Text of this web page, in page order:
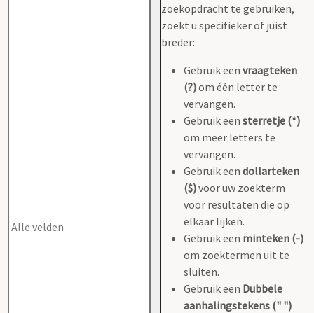
zoekopdracht te gebruiken,
zoekt u specifieker of juist
breder:
Gebruik een vraagteken
(?)om één letter te
vervangen.
Gebruik een sterretje (*)
om meer letters te
vervangen.
Gebruik een dollarteken
($)voor uw zoekterm
voor resultaten die op
elkaar lijken.
Gebruik een minteken (-)
om zoektermen uit te
sluiten.
Gebruik een Dubbele
aanhalingstekens (" ")